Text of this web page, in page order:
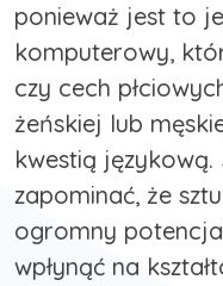
ponieważ jest to
komputerowy,
czy cech
żeńskiej lub
kwestią
zapominać, że
ogromny
wpłynąć na